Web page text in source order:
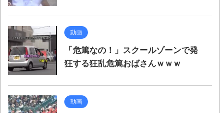
動画
「危篤なの！」スクールゾーンで発
狂する狂乱危篤おばさんｗｗｗ
動画